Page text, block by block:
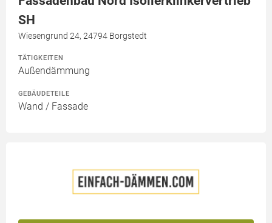
SH
Wiesengrund 24, 24794 Borgstedt
TÄTIGKEITEN
Außendämmung
GEBÄUDETEILE
Wand / Fassade